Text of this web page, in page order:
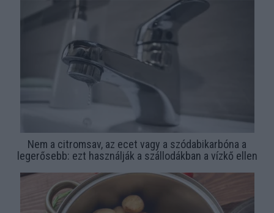
Nem a citromsav, az ecet vagy a szódabikarbóna a
legerősebb: ezt használják a szállodákban a vízkő ellen